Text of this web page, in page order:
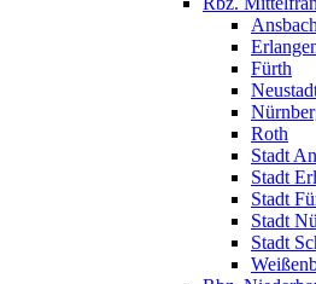
Ansbach
Fürth
Roth
Stadt
Stadt
Stadt
Stadt
Stadt